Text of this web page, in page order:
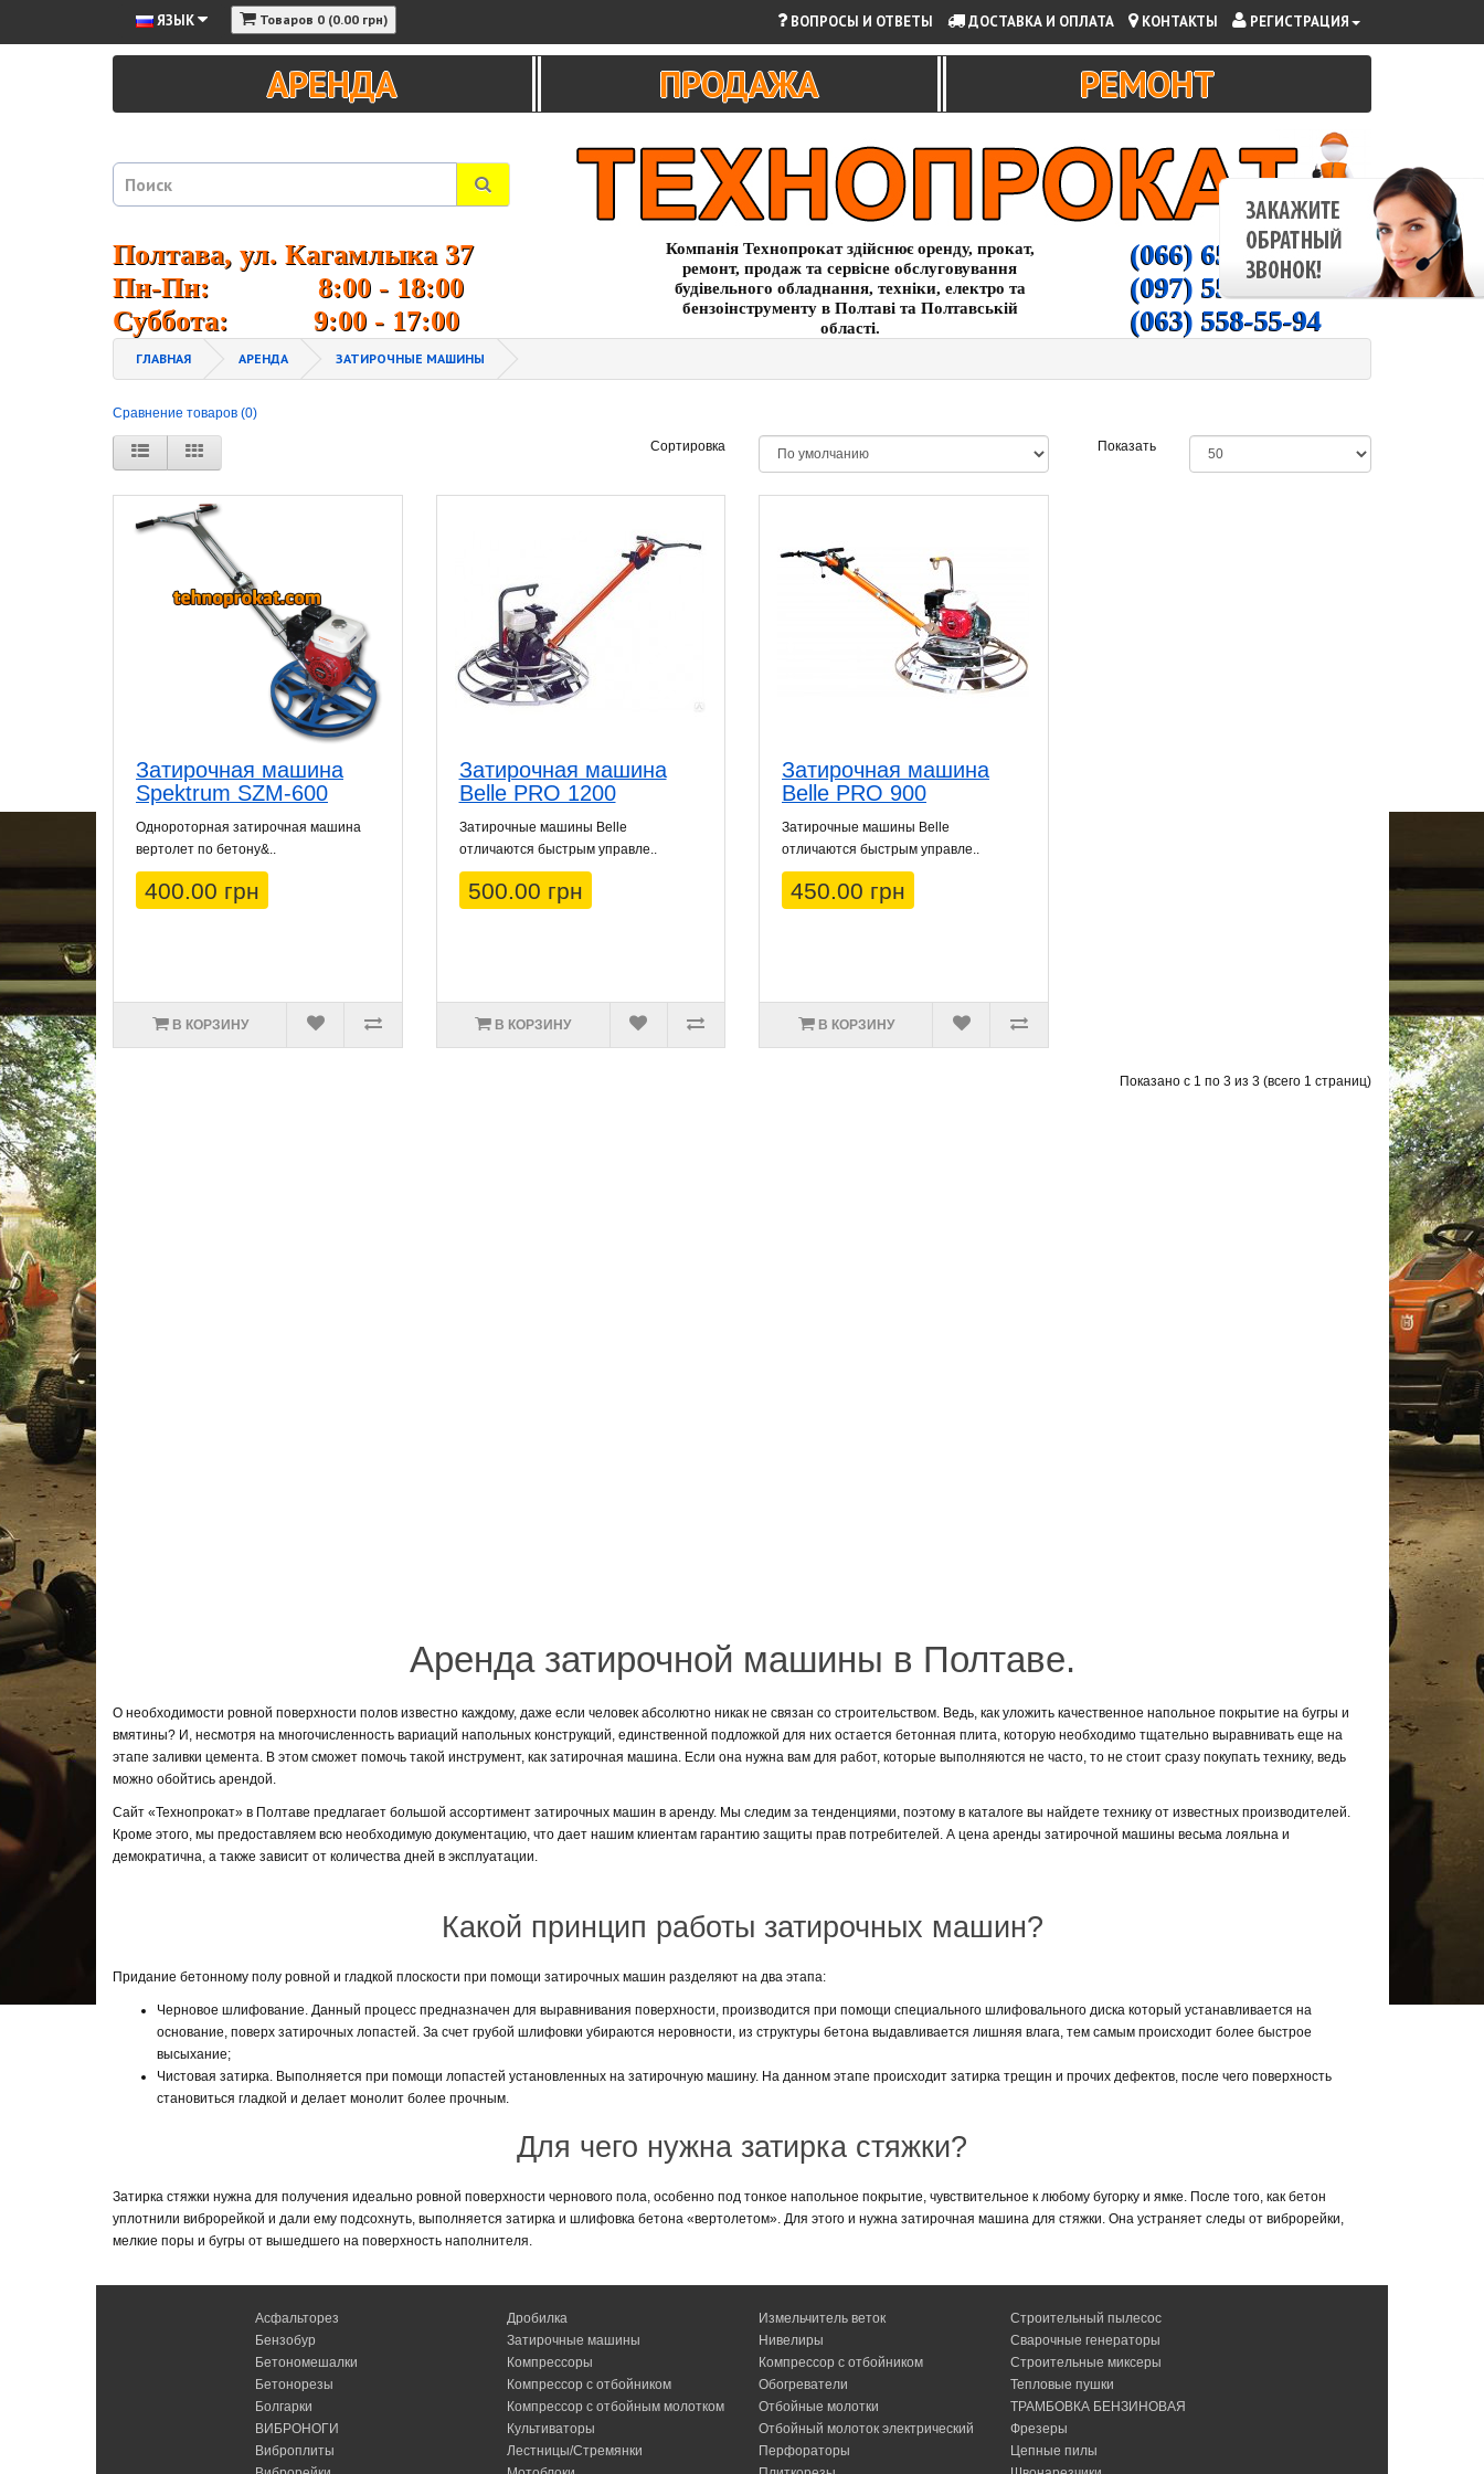
ЯЗЫК Товаров 0 (0.00 грн) ВОПРОСЫ И ОТВЕТЫ ДОСТАВКА И ОПЛАТА КОНТАКТЫ РЕГИСТРАЦИЯ
АРЕНДА ПРОДАЖА РЕМОНТ
Полтава, ул. Кагамлыка 37
Пн-Пн: 8:00 - 18:00
Суббота: 9:00 - 17:00
Компанія Технопрокат здійснює оренду, прокат,
ремонт, продаж та сервісне обслуговування
будівельного обладнання, техніки, електро та
бензоінструменту в Полтаві та Полтавській
області.
(066) 65-000-94
(097) 55-00-266
(063) 558-55-94
ГЛАВНАЯ АРЕНДА ЗАТИРОЧНЫЕ МАШИНЫ
Сравнение товаров (0)
Сортировка Показать
Затирочная машина
Spektrum SZM-600
Однороторная затирочная машина
вертолет по бетону&..
400.00 грн
В КОРЗИНУ
Затирочная машина
Belle PRO 1200
Затирочные машины Belle
отличаются быстрым управле..
500.00 грн
В КОРЗИНУ
Затирочная машина
Belle PRO 900
Затирочные машины Belle
отличаются быстрым управле..
450.00 грн
В КОРЗИНУ
Показано с 1 по 3 из 3 (всего 1 страниц)
Аренда затирочной машины в Полтаве.
О необходимости ровной поверхности полов известно каждому, даже если человек абсолютно никак не связан со строительством. Ведь, как уложить качественное напольное покрытие на бугры и
вмятины? И, несмотря на многочисленность вариаций напольных конструкций, единственной подложкой для них остается бетонная плита, которую необходимо тщательно выравнивать еще на
этапе заливки цемента. В этом сможет помочь такой инструмент, как затирочная машина. Если она нужна вам для работ, которые выполняются не часто, то не стоит сразу покупать технику, ведь
можно обойтись арендой.
Сайт «Технопрокат» в Полтаве предлагает большой ассортимент затирочных машин в аренду. Мы следим за тенденциями, поэтому в каталоге вы найдете технику от известных производителей.
Кроме этого, мы предоставляем всю необходимую документацию, что дает нашим клиентам гарантию защиты прав потребителей. А цена аренды затирочной машины весьма лояльна и
демократична, а также зависит от количества дней в эксплуатации.
Кроме этого, на нашем сайте вы сможете купить новое оборудование по доступной цене.Какой принцип работы затирочных машин?
Придание бетонному полу ровной и гладкой плоскости при помощи затирочных машин разделяют на два этапа:
Черновое шлифование. Данный процесс предназначен для выравнивания поверхности, производится при помощи специального шлифовального диска который устанавливается на
основание, поверх затирочных лопастей. За счет грубой шлифовки убираются неровности, из структуры бетона выдавливается лишняя влага, тем самым происходит более быстрое
высыхание;
Чистовая затирка. Выполняется при помощи лопастей установленных на затирочную машину. На данном этапе происходит затирка трещин и прочих дефектов, после чего поверхность
становиться гладкой и делает монолит более прочным.
Для чего нужна затирка стяжки?
Затирка стяжки нужна для получения идеально ровной поверхности чернового пола, особенно под тонкое напольное покрытие, чувствительное к любому бугорку и ямке. После того, как бетон
уплотнили виброрейкой и дали ему подсохнуть, выполняется затирка и шлифовка бетона «вертолетом». Для этого и нужна затирочная машина для стяжки. Она устраняет следы от виброрейки,
мелкие поры и бугры от вышедшего на поверхность наполнителя.
Асфальторез
Бензобур
Бетономешалки
Бетонорезы
Болгарки
ВИБРОНОГИ
Виброплиты
Дробилка
Затирочные машины
Компрессоры
Компрессор с отбойником
Компрессор с отбойным молотком
Культиваторы
Лестницы/Стремянки
Измельчитель веток
Нивелиры
Компрессор с отбойником
Обогреватели
Отбойные молотки
Отбойный молоток электрический
Перфораторы
Строительный пылесос
Сварочные генераторы
Строительные миксеры
Тепловые пушки
ТРАМБОВКА БЕНЗИНОВАЯ
Фрезеры
Цепные пилы